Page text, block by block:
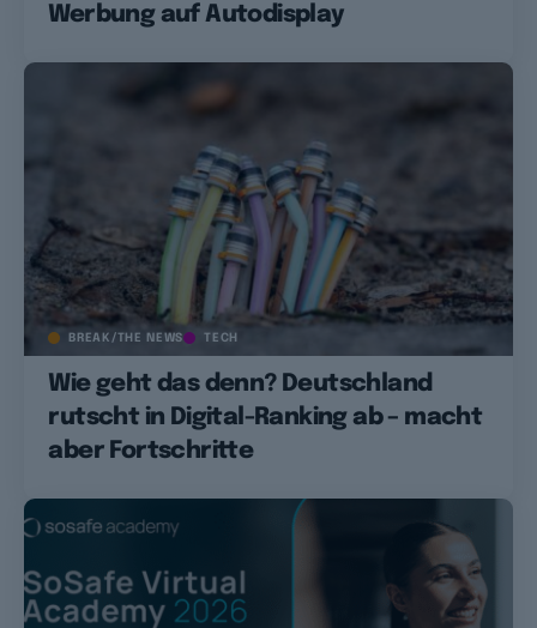
Werbung auf Autodisplay
BREAK/THE NEWS TECH
Wie geht das denn? Deutschland
rutscht in Digital-Ranking ab – macht
aber Fortschritte